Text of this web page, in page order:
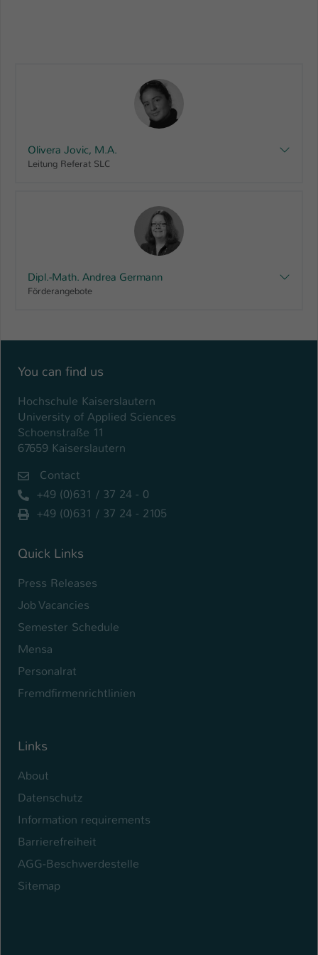
Olivera Jovic, M.A.
Leitung Referat SLC
Dipl.-Math. Andrea Germann
Förderangebote
You can find us
Hochschule Kaiserslautern
University of Applied Sciences
Schoenstraße 11
67659 Kaiserslautern
Contact
+49 (0)631 / 37 24 - 0
+49 (0)631 / 37 24 - 2105
Quick Links
Press Releases
Job Vacancies
Semester Schedule
Mensa
Personalrat
Fremdfirmenrichtlinien
Links
About
Datenschutz
Information requirements
Barrierefreiheit
AGG-Beschwerdestelle
Sitemap
fe_typo_user / PHPSESSID
Laufzeit
Dieses Cookie ist ein Standard-Session-
Cookie von TYPO3. Es speichert im Fall
eines Intranet-Logins die Session-ID. So
kann der eingeloggte Benutzer
Zugang zu geschützten Bereichen
Name be_typo_user
Anbieter TYPO3
Laufzeit 1 Tag
Dieser Cookie teilt der Webseite mit, ob
ein Besucher im Typo3-Backend